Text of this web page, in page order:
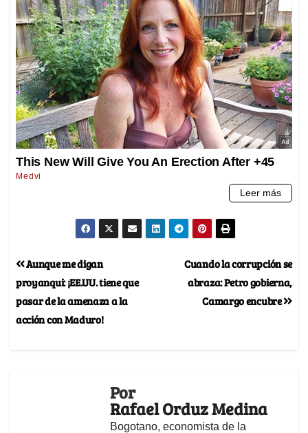
Cuando la corrupción se
abraza: Petro gobierna,
Camargo encubre
Aunque me digan
proyanqui: ¡EE.UU. tiene que
pasar de la amenaza a la
acción con Maduro!
Por
Rafael Orduz Medina
Bogotano, economista de la